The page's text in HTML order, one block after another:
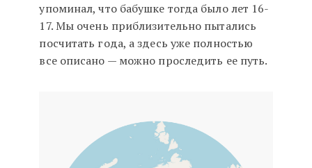
упоминал, что бабушке тогда было лет 16-
17. Мы очень приблизительно пытались
посчитать года, а здесь уже полностью
все описано — можно проследить ее путь.